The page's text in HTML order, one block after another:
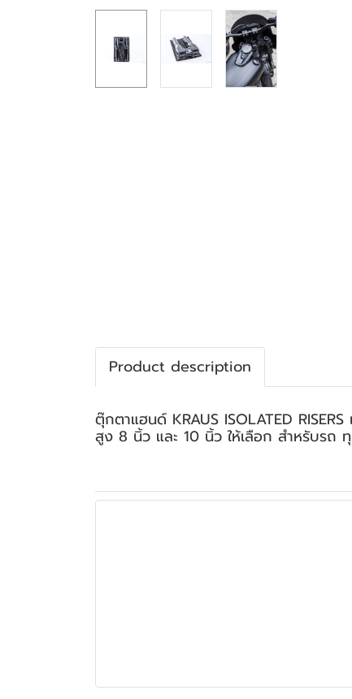
Product description
ตุ๊กตาแฮนด์ KRAUS ISOLATED
สูง 8 นิ้ว และ 10 นิ้ว ให้เลือก สำหรับรถ